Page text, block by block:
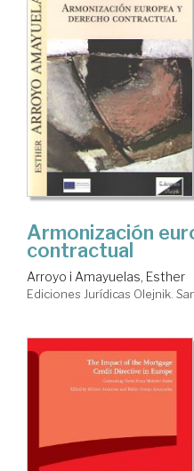
Armonización
contractual
Arroyo i Amayuelas, Esther
Ediciones Jurídicas Olejnik.